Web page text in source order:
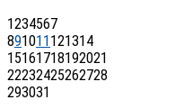
1234567
891011 121314
15161718192021
22232425262728
293031